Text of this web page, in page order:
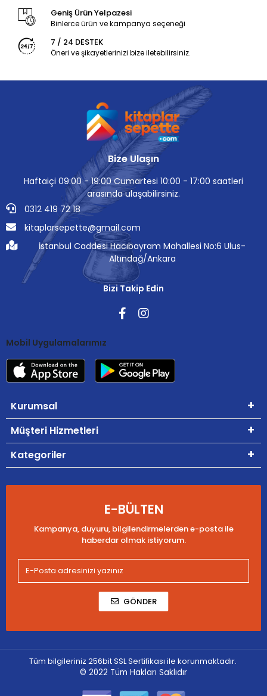
Geniş Ürün Yelpazesi
Binlerce ürün ve kampanya seçeneği
7 / 24 DESTEK
Öneri ve şikayetlerinizi bize iletebilirsiniz.
Bize Ulaşın
Haftaiçi 09:00 - 19:00 Cumartesi 10:00 - 17:00 saatleri
arasında ulaşabilirsiniz.
0312 419 72 18
kitaplarsepette@gmail.com
İstanbul Caddesi Hacıbayram Mahallesi No:6 Ulus-
Altındağ/Ankara
Bizi Takip Edin
Mobil Uygulamalarımız
Kurumsal
Müşteri Hizmetleri
Kategoriler
E-BÜLTEN
Kampanya, duyuru, bilgilendirmelerden e-posta ile
haberdar olmak istiyorum.
GÖNDER
Tüm bilgileriniz 256bit SSL Sertifikası ile korunmaktadır.
© 2022 Tüm Hakları Saklıdır